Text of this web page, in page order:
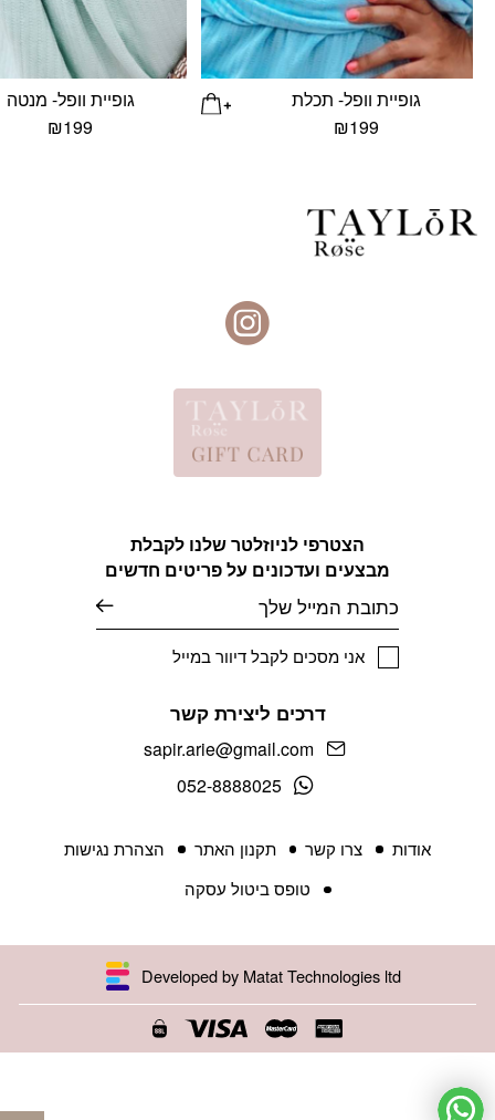
גופיית וופל- תכלת
₪199
גופיית וופל- מנטה
₪199
הצטרפי לניוזלטר שלנו לקבלת
מבצעים ועדכונים על פריטים חדשים
אני מסכים לקבל דיוור במייל
דרכים ליצירת קשר
sapir.arie@gmail.com
052-8888025
אודות צרו קשר תקנון האתר
הצהרת נגישות
טופס ביטול עסקה
Developed by Matat Technologies ltd